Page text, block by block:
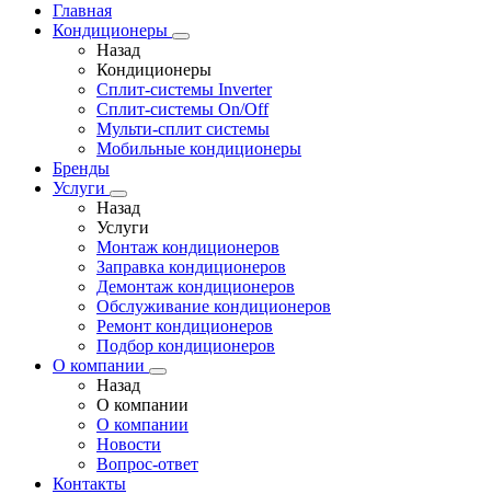
Главная
Кондиционеры
Назад
Кондиционеры
Сплит-системы Inverter
Сплит-системы On/Off
Мульти-сплит системы
Мобильные кондиционеры
Бренды
Услуги
Назад
Услуги
Монтаж кондиционеров
Заправка кондиционеров
Демонтаж кондиционеров
Обслуживание кондиционеров
Ремонт кондиционеров
Подбор кондиционеров
О компании
Назад
О компании
О компании
Новости
Вопрос-ответ
Контакты